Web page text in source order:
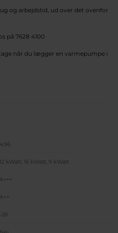
og arbejdstid, ud over det ovenfor
på 7628 4100
når du lægger en varmepumpe i
4,96
12 kWatt, 16 kWatt, 9 kWatt
A+++
A++
-28